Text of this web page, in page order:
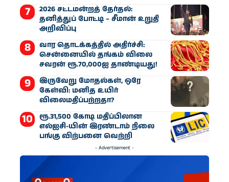
2026 சட்டமன்றத் தேர்தல்:
தனித்துப் போட்டி – சீமான் உறுதி
அறிவிப்பு
வார தொடக்கத்தில் அதிர்ச்சி:
சென்னையில் தங்கம் விலை
சவரன் ரூ.70,000ஐ தாண்டியது!
இருவேறு மோதல்கள், ஒரே
கேள்வி: மனித உயிர்
விலைமதிப்பற்றதா?
ரூ.31,500 கோடி மதிப்பிலான
எல்ஐசி-​யின் இரண்​டாம் நிலை
பங்கு விற்பனை வெற்றி
- Advertisement -